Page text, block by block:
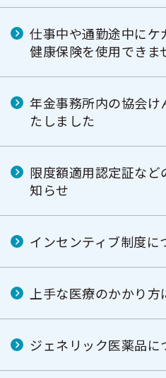
仕事中や通勤途中に
健康保険を使用できま
年金事務所内の協会
たしました
限度額適用認定証な
知らせ
インセンティブ制度に
上手な医療のかかり方
ジェネリック医薬品に